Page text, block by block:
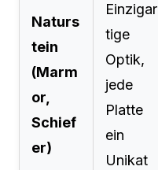
Naturs
tein
(Marm
or,
Schief
er)
Einzigar
tige
Optik,
jede
Platte
ein
Unikat